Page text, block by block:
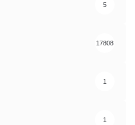
5
17808
1
1